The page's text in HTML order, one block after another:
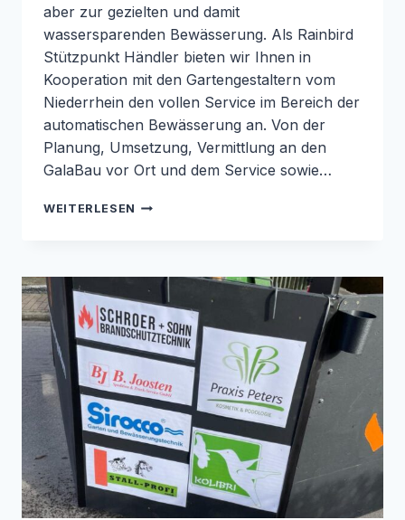
aber zur gezielten und damit
wassersparenden Bewässerung. Als Rainbird
Stützpunkt Händler bieten wir Ihnen in
Kooperation mit den Gartengestaltern vom
Niederrhein den vollen Service im Bereich der
automatischen Bewässerung an. Von der
Planung, Umsetzung, Vermittlung an den
GalaBau vor Ort und dem Service sowie…
WEITERLESEN RAINBIRD